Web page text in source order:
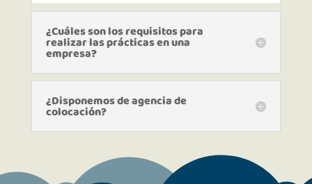
¿Cuáles son los requisitos para
realizar las prácticas en una
empresa?
¿Disponemos de agencia de
colocación?